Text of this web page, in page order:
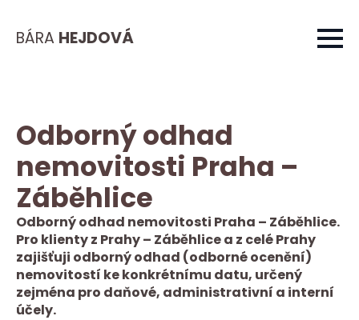
BÁRA HEJDOVÁ
Odborný odhad
nemovitosti Praha –
Záběhlice
Odborný odhad nemovitosti Praha – Záběhlice.
Pro klienty z Prahy – Záběhlice a z celé Prahy
zajišťuji odborný odhad (odborné ocenění)
nemovitostí ke konkrétnímu datu, určený
zejména pro daňové, administrativní a interní
účely.